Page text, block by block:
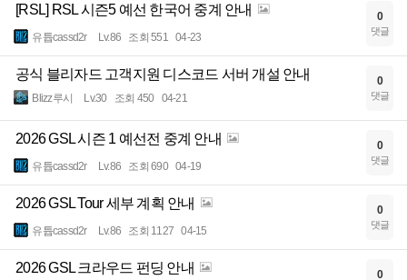
[RSL] RSL 시즌5 예선 한국어 중계 안내
유튭cassd2r Lv.86 조회 551 04-23
0
댓글
공식 블리자드 고객지원 디스코드 서버 개설 안내
Blizz루시 Lv.30 조회 450 04-21
0
댓글
2026 GSL 시즌 1 예선전 중계 안내
유튭cassd2r Lv.86 조회 690 04-19
0
댓글
2026 GSL Tour 세부 계획 안내
유튭cassd2r Lv.86 조회 1127 04-15
0
댓글
2026 GSL 크라우드 펀딩 안내 0